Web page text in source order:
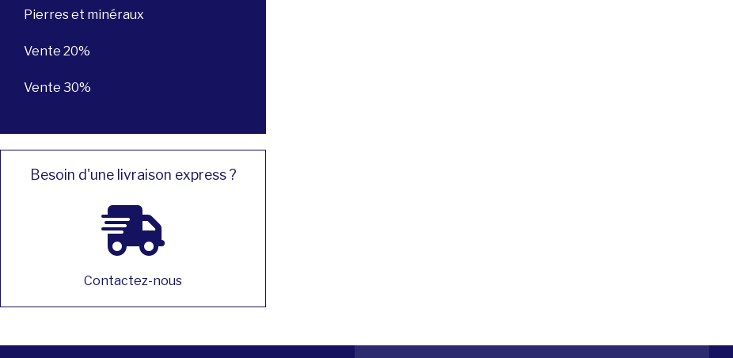
Pierres et minéraux
Vente 20%
Vente 30%
Besoin d'une livraison express ?
Contactez-nous